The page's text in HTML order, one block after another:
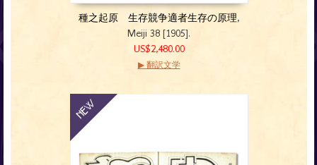
種之起原 生存競争適者生存の原理,
Meiji 38 [1905].
US$2,480.00
▶ 翻訳文学